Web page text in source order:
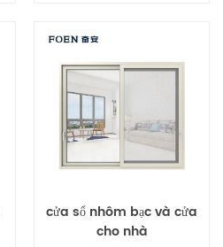
vời. các loại cửa khác nhau để
đáp ứng nhu cầu kiến ​​trúc
cửa sổ nhôm bạc và cửa
cho nhà